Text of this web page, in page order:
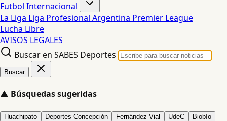
Futbol Internacional
La Liga Liga Profesional Argentina Premier League
Lucha Libre
AVISOS LEGALES
Buscar en SABES Deportes
Buscar
▲ Búsquedas sugeridas
Huachipato Deportes Concepción Fernández Vial UdeC Biobío